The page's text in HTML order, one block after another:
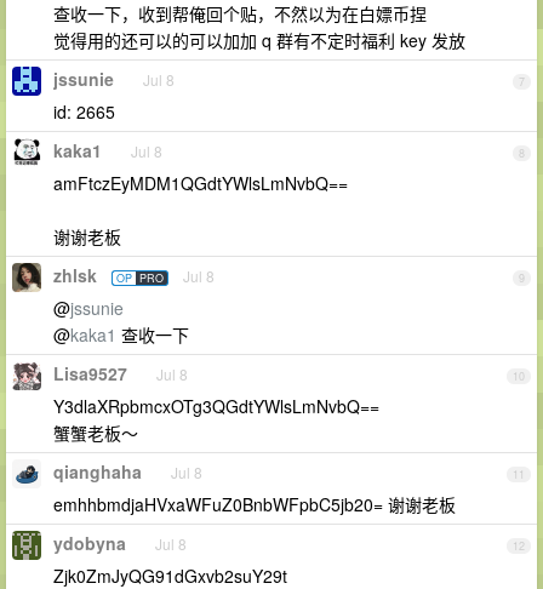
查收一下，收到帮俺回个贴，不然以为在白嫖币捏
觉得用的还可以的可以加加 q 群有不定时福利 key 发放
7
jssunie Jul 8
id: 2665
8
kaka1 Jul 8
amFtczEyMDM1QGdtYWlsLmNvbQ==
谢谢老板
9
zhlsk OP PRO Jul 8
@jssunie
@kaka1 查收一下
10
Lisa9527 Jul 8
Y3dlaXRpbmcxOTg3QGdtYWlsLmNvbQ==
蟹蟹老板～
11
qianghaha Jul 8
emhhbmdjaHVxaWFuZ0BnbWFpbC5jb20= 谢谢老板
12
ydobyna Jul 8
Zjk0ZmJyQG91dGxvb2suY29t